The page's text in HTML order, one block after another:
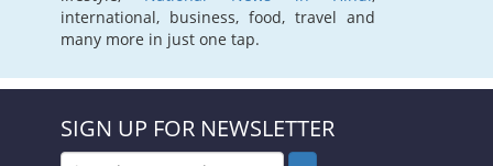
international, business, food, travel and
many more in just one tap.
SIGN UP FOR NEWSLETTER